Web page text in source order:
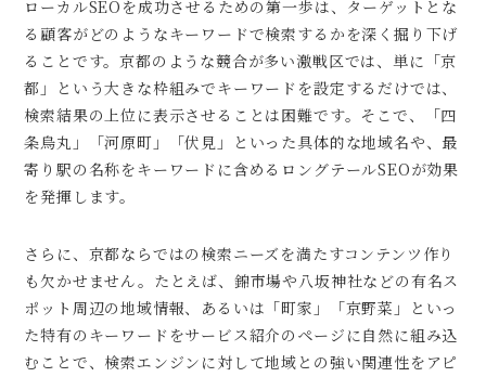
ローカルSEOを成功させるための第一歩は、ターゲットとな
る顧客がどのようなキーワードで検索するかを深く掘り下げ
ることです。京都のような競合が多い激戦区では、単に「京
都」という大きな枠組みでキーワードを設定するだけでは、
検索結果の上位に表示させることは困難です。そこで、「四
条烏丸」「河原町」「伏見」といった具体的な地域名や、最
寄り駅の名称をキーワードに含めるロングテールSEOが効果
を発揮します。
さらに、京都ならではの検索ニーズを満たすコンテンツ作り
も欠かせません。たとえば、錦市場や八坂神社などの有名ス
ポット周辺の地域情報、あるいは「町家」「京野菜」といっ
た特有のキーワードをサービス紹介のページに自然に組み込
むことで、検索エンジンに対して地域との強い関連性をアピ